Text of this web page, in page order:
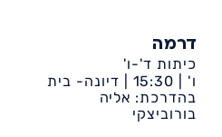
דרמה
כיתות ד'-ו'
ו' | 15:30 |
דיונה- בית
הנוער
בהדרכת: אליה
בורוביצקי